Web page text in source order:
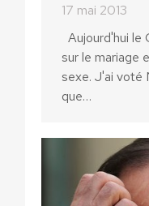
17 mai 2013
Aujourd'hui le
sur le mariage
sexe. J'ai voté
que…